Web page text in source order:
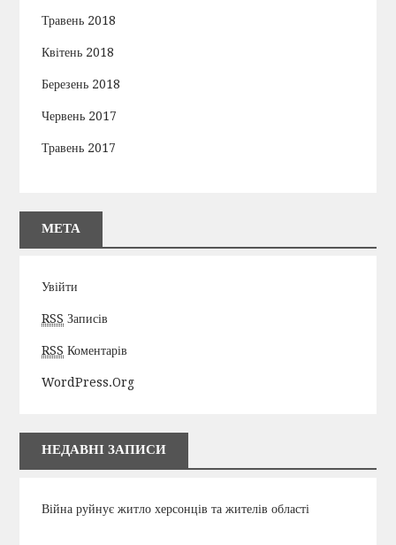
Травень 2018
Квітень 2018
Березень 2018
Червень 2017
Травень 2017
МЕТА
Увійти
RSS Записів
RSS Коментарів
WordPress.org
НЕДАВНІ ЗАПИСИ
Війна руйнує житло херсонців та жителів області